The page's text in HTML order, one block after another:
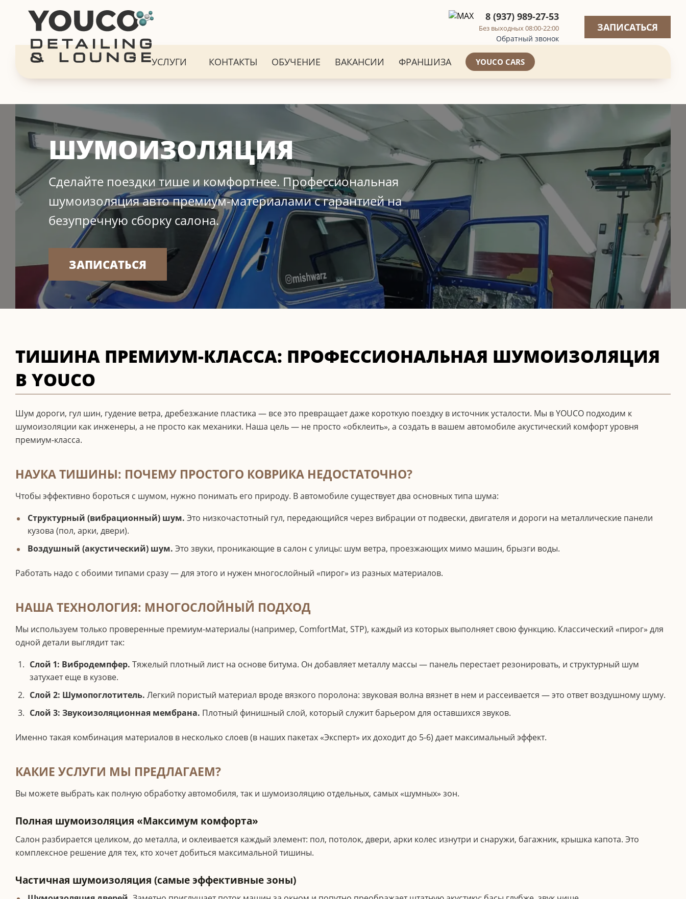
8 (937) 989-27-53
Без выходных 08:00-22:00
Обратный звонок
ЗАПИСАТЬСЯ
УСЛУГИ КОНТАКТЫ ОБУЧЕНИЕ ВАКАНСИИ ФРАНШИЗА YOUCO CARS
ШУМОИЗОЛЯЦИЯ
Сделайте поездки тише и комфортнее. Профессиональная
шумоизоляция авто премиум-материалами с гарантией на
безупречную сборку салона.
ЗАПИСАТЬСЯ
ТИШИНА ПРЕМИУМ-КЛАССА: ПРОФЕССИОНАЛЬНАЯ ШУМОИЗОЛЯЦИЯ
В YOUCO
Шум дороги, гул шин, гудение ветра, дребезжание пластика — все это превращает даже короткую поездку в источник усталости. Мы в YOUCO подходим к
шумоизоляции как инженеры, а не просто как механики. Наша цель — не просто «обклеить», а создать в вашем автомобиле акустический комфорт уровня
премиум-класса.
НАУКА ТИШИНЫ: ПОЧЕМУ ПРОСТОГО КОВРИКА НЕДОСТАТОЧНО?
Чтобы эффективно бороться с шумом, нужно понимать его природу. В автомобиле существует два основных типа шума:
Структурный (вибрационный) шум. Это низкочастотный гул, передающийся через вибрации от подвески, двигателя и дороги на металлические панели
кузова (пол, арки, двери).
Воздушный (акустический) шум. Это звуки, проникающие в салон с улицы: шум ветра, проезжающих мимо машин, брызги воды.
Работать надо с обоими типами сразу — для этого и нужен многослойный «пирог» из разных материалов.
НАША ТЕХНОЛОГИЯ: МНОГОСЛОЙНЫЙ ПОДХОД
Мы используем только проверенные премиум-материалы (например, ComfortMat, STP), каждый из которых выполняет свою функцию. Классический «пирог» для
одной детали выглядит так:
Слой 1: Вибродемпфер. Тяжелый плотный лист на основе битума. Он добавляет металлу массы — панель перестает резонировать, и структурный шум
затухает еще в кузове.
Слой 2: Шумопоглотитель. Легкий пористый материал вроде вязкого поролона: звуковая волна вязнет в нем и рассеивается — это ответ воздушному шуму.
Слой 3: Звукоизоляционная мембрана. Плотный финишный слой, который служит барьером для оставшихся звуков.
Именно такая комбинация материалов в несколько слоев (в наших пакетах «Эксперт» их доходит до 5-6) дает максимальный эффект.
КАКИЕ УСЛУГИ МЫ ПРЕДЛАГАЕМ?
Вы можете выбрать как полную обработку автомобиля, так и шумоизоляцию отдельных, самых «шумных» зон.
Полная шумоизоляция «Максимум комфорта»
Салон разбирается целиком, до металла, и оклеивается каждый элемент: пол, потолок, двери, арки колес изнутри и снаружи, багажник, крышка капота. Это
комплексное решение для тех, кто хочет добиться максимальной тишины.
Частичная шумоизоляция (самые эффективные зоны)